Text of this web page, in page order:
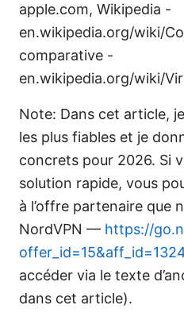
apple.com, Wikipedia -
en.wikipedia.org/wiki/
comparative -
en.wikipedia.org/wiki/
Note: Dans cet article,
les plus fiables et je
concrets pour 2026. Si
solution rapide, vous
à l’offre partenaire que
NordVPN — https://
accéder via le texte
dans cet article).